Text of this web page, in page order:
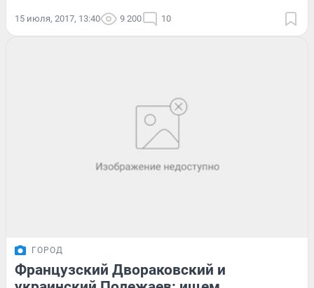
15 июля, 2017, 13:40 9 200 10
ГОРОД
Французский Двораковский и